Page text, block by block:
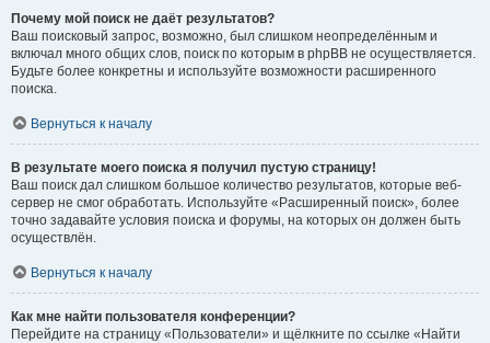
Почему мой поиск не даёт результатов?
Ваш поисковый запрос, возможно, был слишком неопределённым и
включал много общих слов, поиск по которым в phpBB не осуществляется.
Будьте более конкретны и используйте возможности расширенного
поиска.
Вернуться к началу
В результате моего поиска я получил пустую страницу!
Ваш поиск дал слишком большое количество результатов, которые веб-
сервер не смог обработать. Используйте «Расширенный поиск», более
точно задавайте условия поиска и форумы, на которых он должен быть
осуществлён.
Вернуться к началу
Как мне найти пользователя конференции?
Перейдите на страницу «Пользователи» и щёлкните по ссылке «Найти